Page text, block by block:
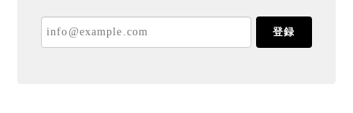
登録